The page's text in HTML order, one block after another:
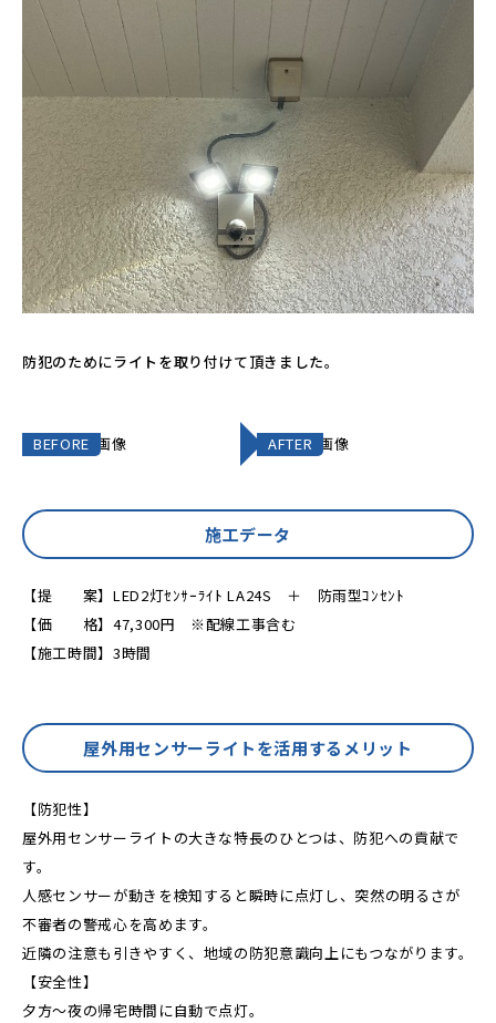
防犯のためにライトを取り付けて頂きました。
BEFORE AFTER
施工データ
【提 案】LED2灯ｾﾝｻｰﾗｲﾄ LA24S ＋ 防雨型ｺﾝｾﾝﾄ
【価 格】47,300円 ※配線工事含む
【施工時間】3時間
屋外用センサーライトを活用するメリット
【防犯性】
屋外用センサーライトの大きな特長のひとつは、防犯への貢献で
す。
人感センサーが動きを検知すると瞬時に点灯し、突然の明るさが
不審者の警戒心を高めます。
近隣の注意も引きやすく、地域の防犯意識向上にもつながります。
【安全性】
夕方〜夜の帰宅時間に自動で点灯。